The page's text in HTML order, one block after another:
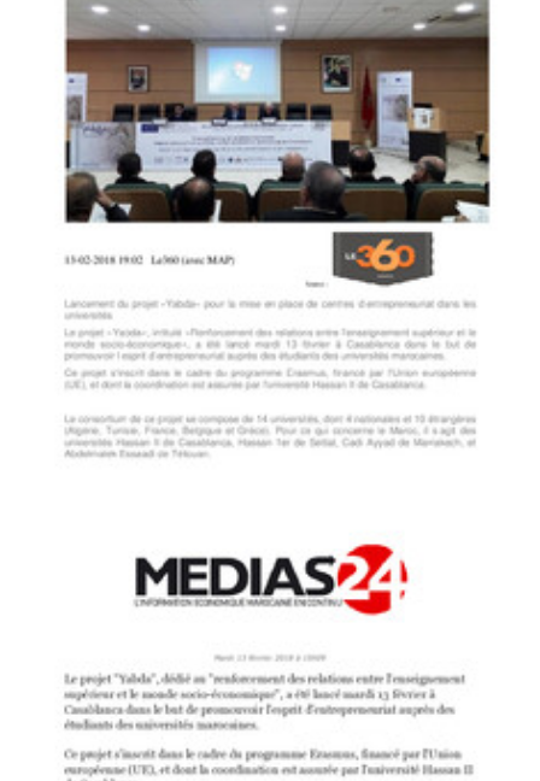
Le projet «Yabda», intitulé «Renforcement des relations entre
mardi 13 février à Casablanca dans le but de promouvoir l’esprit
d’entrepreneuriat auprès des étudiants des
Yabda on the Media PDF 95.78K